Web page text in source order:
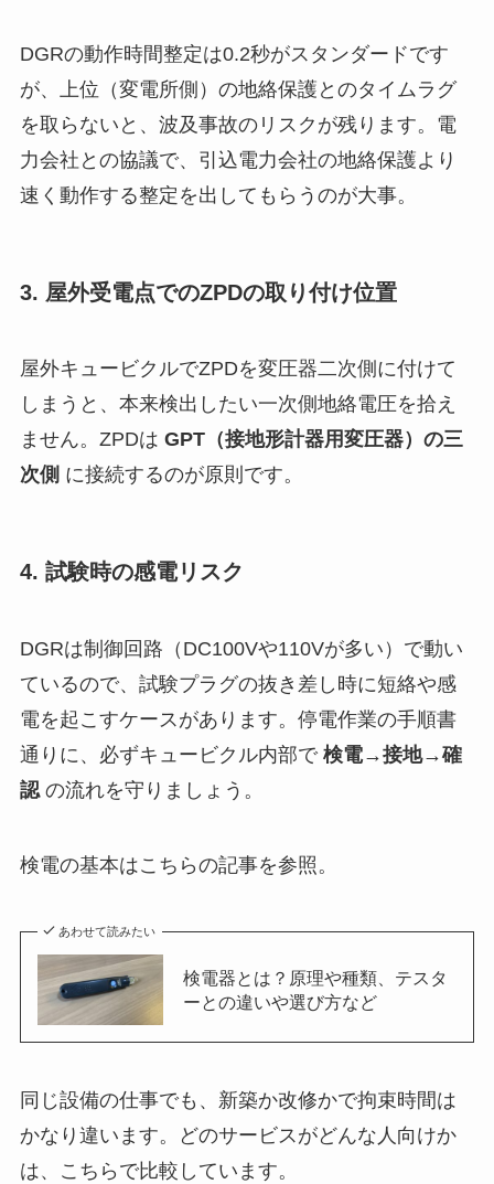
DGRの動作時間整定は0.2秒がスタンダードです
が、上位（変電所側）の地絡保護とのタイムラグ
を取らないと、波及事故のリスクが残ります。電
力会社との協議で、引込電力会社の地絡保護より
速く動作する整定を出してもらうのが大事。
3. 屋外受電点でのZPDの取り付け位置
屋外キュービクルでZPDを変圧器二次側に付けて
しまうと、本来検出したい一次側地絡電圧を拾え
ません。ZPDは GPT（接地形計器用変圧器）の三
次側 に接続するのが原則です。
4. 試験時の感電リスク
DGRは制御回路（DC100Vや110Vが多い）で動い
ているので、試験プラグの抜き差し時に短絡や感
電を起こすケースがあります。停電作業の手順書
通りに、必ずキュービクル内部で 検電→接地→確
認の流れを守りましょう。
検電の基本はこちらの記事を参照。
あわせて読みたい
検電器とは？原理や種類、テスタ
ーとの違いや選び方など
同じ設備の仕事でも、新築か改修かで拘束時間は
かなり違います。どのサービスがどんな人向けか
は、こちらで比較しています。